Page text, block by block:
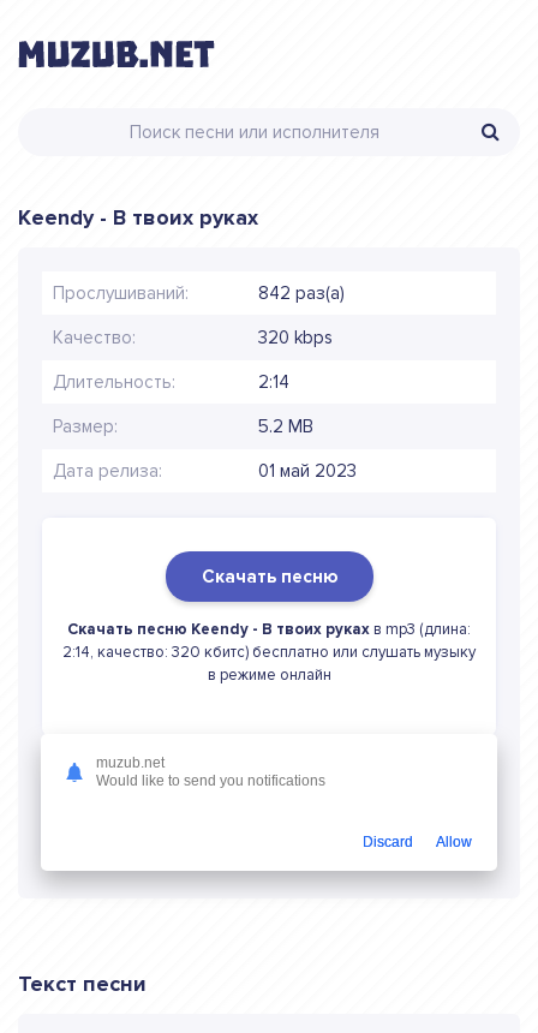
Keendy - В твоих руках
Прослушиваний: 842 раз(а)
Качество: 320 kbps
Длительность: 2:14
Размер: 5.2 MB
Дата релиза: 01 май 2023
Скачать песню
Скачать песню Keendy - В твоих руках в mp3 (длина:
2:14, качество: 320 кбитс) бесплатно или слушать музыку
в режиме онлайн
Текст песни
muzub.net
Would like to send you notifications
Discard Allow